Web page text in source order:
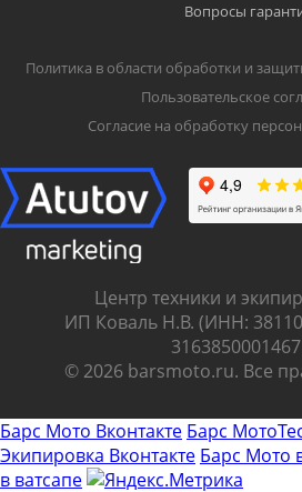
Вопросы
Политика в области обработки и
Пользовательское
Согласие на обработку
Центр техники и
ИП Коваль Н.В. (ИНН:
© 2026 barsmoto.ru. Все
Барс Мото Вконтакте Барс
Экипировка Вконтакте Барс Мото
в ватсапе